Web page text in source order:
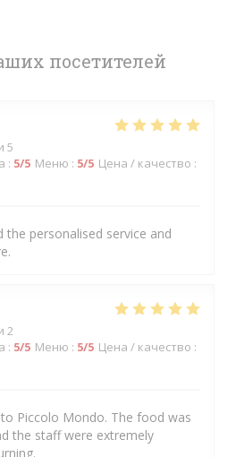
посетителей
5
: 5/5 Меню : 5/5 Цена / качество :
the personalised service and
2
: 5/5 Меню : 5/5 Цена / качество :
Piccolo Mondo. The food was
the staff were extremely